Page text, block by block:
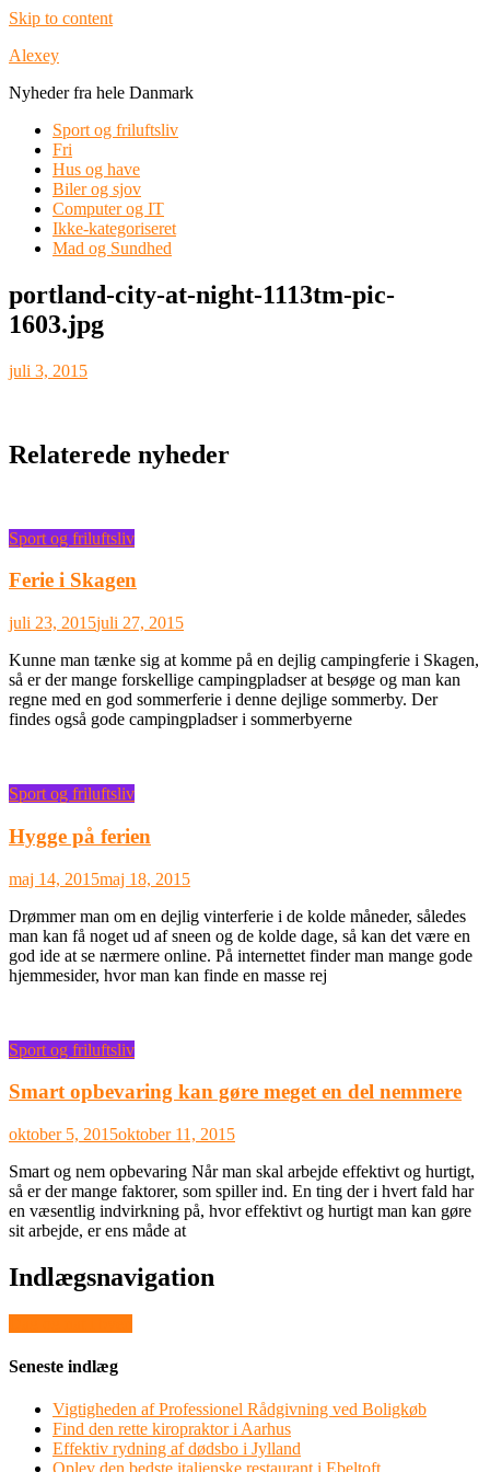
Skip to content
Alexey
Nyheder fra hele Danmark
Sport og friluftsliv
Fri
Hus og have
Biler og sjov
Computer og IT
Ikke-kategoriseret
Mad og Sundhed
portland-city-at-night-1113tm-pic-
1603.jpg
juli 3, 2015
Relaterede nyheder
Sport og friluftsliv
Ferie i Skagen
juli 23, 2015juli 27, 2015
Kunne man tænke sig at komme på en dejlig campingferie i Skagen,
så er der mange forskellige campingpladser at besøge og man kan
regne med en god sommerferie i denne dejlige sommerby. Der
findes også gode campingpladser i sommerbyerne
Sport og friluftsliv
Hygge på ferien
maj 14, 2015maj 18, 2015
Drømmer man om en dejlig vinterferie i de kolde måneder, således
man kan få noget ud af sneen og de kolde dage, så kan det være en
god ide at se nærmere online. På internettet finder man mange gode
hjemmesider, hvor man kan finde en masse rej
Sport og friluftsliv
Smart opbevaring kan gøre meget en del nemmere
oktober 5, 2015oktober 11, 2015
Smart og nem opbevaring Når man skal arbejde effektivt og hurtigt,
så er der mange faktorer, som spiller ind. En ting der i hvert fald har
en væsentlig indvirkning på, hvor effektivt og hurtigt man kan gøre
sit arbejde, er ens måde at
Indlægsnavigation
Seneste indlæg
Vigtigheden af Professionel Rådgivning ved Boligkøb
Find den rette kiropraktor i Aarhus
Effektiv rydning af dødsbo i Jylland